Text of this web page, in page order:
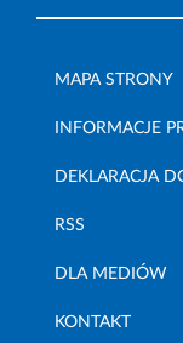
MAPA STRONY
INFORMACJE
DEKLARACJA
RSS
DLA MEDIÓW
KONTAKT